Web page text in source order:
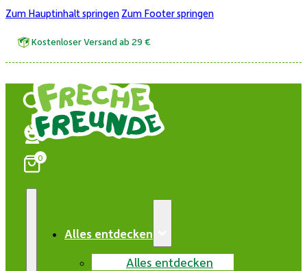
Zum Hauptinhalt springen Zum Footer springen
Kostenloser Versand ab 29 €
0
Alles entdecken
Alles entdecken